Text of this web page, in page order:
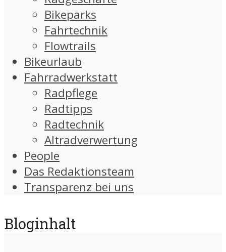
Bikeparks
Fahrtechnik
Flowtrails
Bikeurlaub
Fahrradwerkstatt
Radpflege
Radtipps
Radtechnik
Altradverwertung
People
Das Redaktionsteam
Transparenz bei uns
Bloginhalt